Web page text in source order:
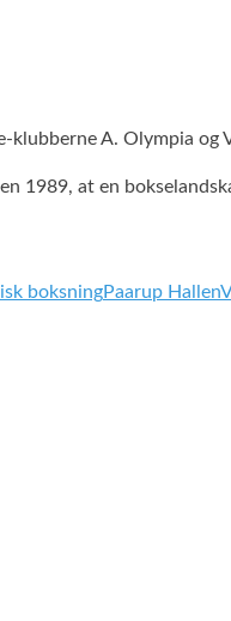
A. Olympia
1989, at en
boksningPaarup Hallen